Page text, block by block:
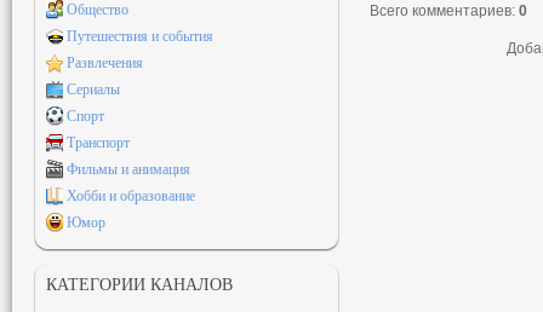
Всего комментариев: 0
Общество
Путешествия и события
Развлечения
Сериалы
Спорт
Транспорт
Фильмы и анимация
Хобби и образование
Юмор
КАТЕГОРИИ КАНАЛОВ